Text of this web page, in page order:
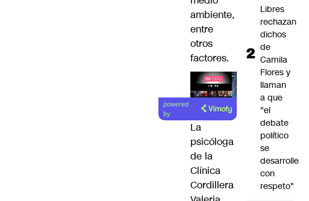
ambiente,
entre
otros
factores.
Lea el
artículo
powered
by
La
psicóloga
de la
Clínica
Cordillera
Libres
rechazan
dichos
de
Camila
Flores y
llaman
a que
"el
debate
político
se
desarrolle
con
respeto"